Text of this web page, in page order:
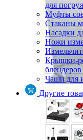
для
Муфты
Стаканы
Насадки
Ножи
Крышки-
блендеров
Чаши для
Другие